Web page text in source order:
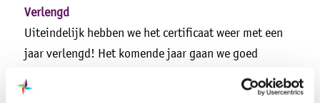
Verlengd
Uiteindelijk hebben we het certificaat weer met een
jaar verlengd! Het komende jaar gaan we goed
meldingen, van de OR, uit werkoverleggen of uit